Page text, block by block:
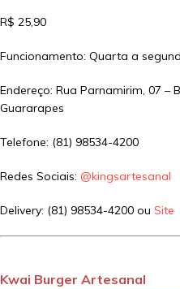
R$ 25,90
Funcionamento: Quarta a
Endereço: Rua Parnamirim, 07
Guararapes
Telefone: (81) 98534-4200
Redes Sociais: @kingsartesanal
Delivery: (81) 98534-4200 ou Site
Kwai Burger Artesanal